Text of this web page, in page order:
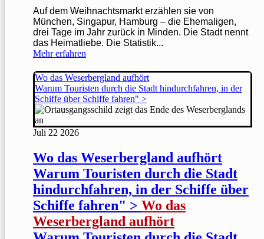
Auf dem Weihnachtsmarkt erzählen sie von
München, Singapur, Hamburg – die Ehemaligen,
drei Tage im Jahr zurück in Minden. Die Stadt nennt
das Heimatliebe. Die Statistik...
Mehr erfahren
Wo das Weserbergland aufhört
Warum Touristen durch die Stadt hindurchfahren, in der
Schiffe über Schiffe fahren" >
Juli 22 2026
Wo das Weserbergland aufhört
Warum Touristen durch die Stadt
hindurchfahren, in der Schiffe über
Schiffe fahren" > Wo das
Weserbergland aufhört